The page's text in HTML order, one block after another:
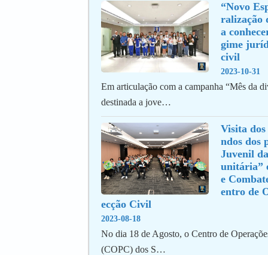
“Novo
ralização
a
gime
civil
2023-10-31
Em articulação com a campanha “Mês da
destinada a jove…
Visita
ndos dos
Juvenil
unitária”
e
entro de
ecção Civil
2023-08-18
No dia 18 de Agosto, o Centro de
(COPC) dos S…